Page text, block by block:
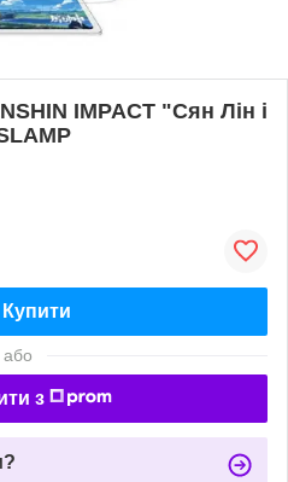
IMPACT "Сян Лін і
Купити
або
з